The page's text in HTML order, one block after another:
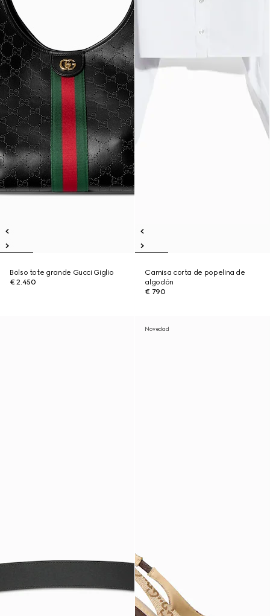
Bolso tote grande Gucci Giglio
€ 2.450
Camisa corta de popelina de
algodón
€ 790
Novedad